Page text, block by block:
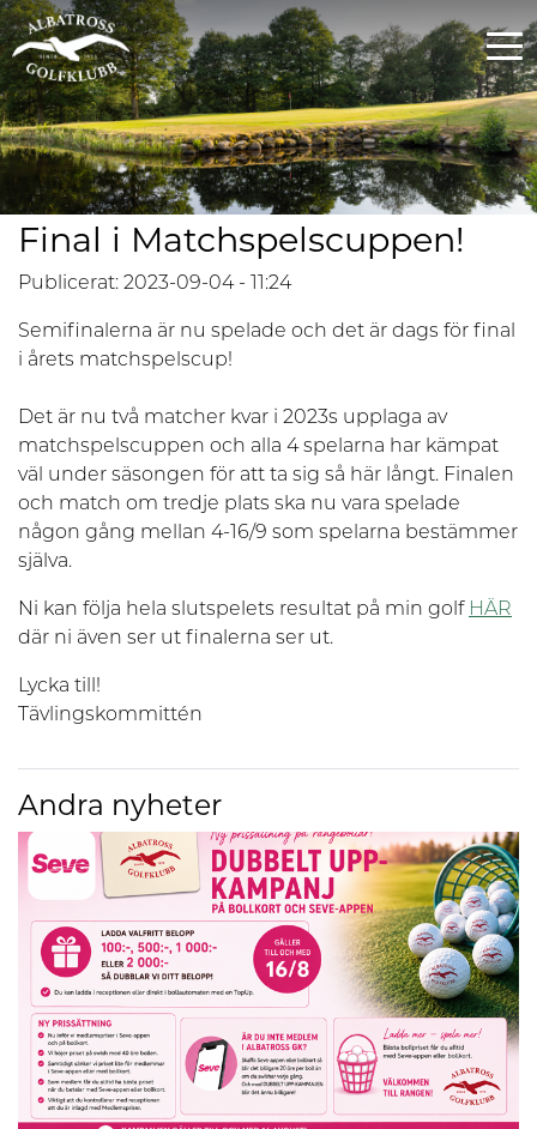
Final i Matchspelscuppen!
Publicerat: 2023-09-04 - 11:24
Semifinalerna är nu spelade och det är dags för final
i årets matchspelscup!
Det är nu två matcher kvar i 2023s upplaga av
matchspelscuppen och alla 4 spelarna har kämpat
väl under säsongen för att ta sig så här långt. Finalen
och match om tredje plats ska nu vara spelade
någon gång mellan 4-16/9 som spelarna bestämmer
själva.
Ni kan följa hela slutspelets resultat på min golf HÄR
där ni även ser ut finalerna ser ut.
Lycka till!
Tävlingskommittén
Andra nyheter